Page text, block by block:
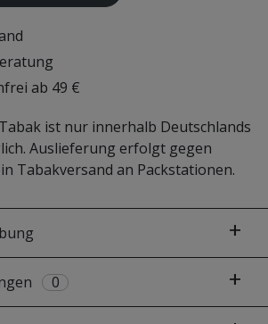
ab 49 €
ist nur innerhalb Deutschlands
Auslieferung erfolgt gegen
Tabakversand an Packstationen.
0